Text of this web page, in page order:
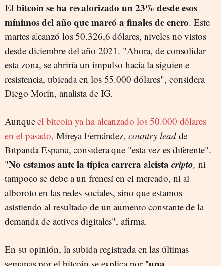
El bitcoin se ha revalorizado un 23% desde esos
mínimos del año que marcó a finales de enero. Este
martes alcanzó los 50.326,6 dólares, niveles no vistos
desde diciembre del año 2021. "Ahora, de consolidar
esta zona, se abriría un impulso hacia la siguiente
resistencia, ubicada en los 55.000 dólares", considera
Diego Morín, analista de IG.
Aunque el bitcoin ya ha alcanzado los 50.000 dólares
en el pasado, Mireya Fernández, country lead de
Bitpanda España, considera que "esta vez es diferente".
"No estamos ante la típica carrera alcista cripto, ni
tampoco se debe a un frenesí en el mercado, ni al
alboroto en las redes sociales, sino que estamos
asistiendo al resultado de un aumento constante de la
demanda de activos digitales", afirma.
En su opinión, la subida registrada en las últimas
semanas por el bitcoin se explica por "una